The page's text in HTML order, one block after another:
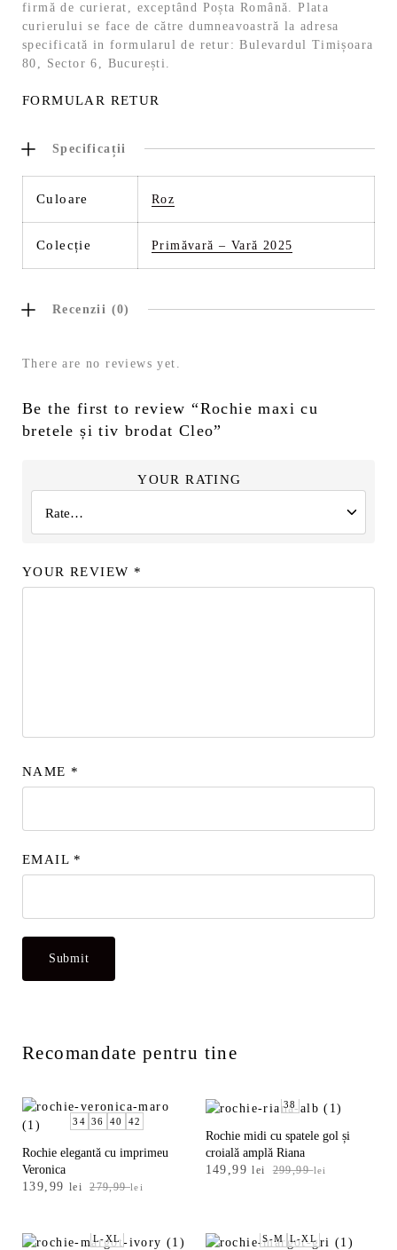
firmă de curierat, exceptând Poșta Română. Plata
curierului se face de către dumneavoastră la adresa
specificată in formularul de retur: Bulevardul Timișoara
80, Sector 6, București.
FORMULAR RETUR
Specificații
Culoare Roz
Colecție Primăvară – Vară 2025
Recenzii (0)
There are no reviews yet.
Be the first to review “Rochie maxi cu
bretele și tiv brodat Cleo”
YOUR RATING
YOUR REVIEW *
NAME *
EMAIL *
Recomandate pentru tine
34 36 40 42
Rochie elegantă cu imprimeu
Veronica
279,99lei
Prețul
fost:
139,99 lei
Prețul
139,99 lei.
38
Rochie midi cu spatele gol și
croială amplă Riana
299,99lei
Prețul
299,99 lei.
149,99lei
Prețul
L-XL S-M L-XL